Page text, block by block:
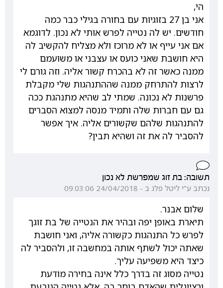
הי,
אני בן 27 בזוגיות עם בחורה בגילי כבר כמה
חודשים. יש לה נטייה לפרש אותי לא נכון. לדוגמא
אם אני עייף או לא מרוכז ולא מצליח להקשיב לה
היא חושבת שאני כועס או עצבני או משועמם
ממנה כאשר זה לא בהכרח קשור אליה. וזה גורם לי
לרצות להתרחק ממנה שההתנהגות שלי מקבלת
פרשנות לא נכונה. שמתי לב שהיא מתנהגת ככה
גם עם חברות שלה ותמיד מנסה למצוא הסברים
להתנהגות שלהם שקשורים אליה. איך אפשר
להסביר לה את זה ושהיא תבין?
תשובה: בת זוג שמפרשת לא נכון
נכתב ע"י ליטל פלג ב - 24/04/2018 09:03:06
שלום אבנר.
תיארת באופן יפה ובהיר את הנטייה של בת זוגך
לפרש כל התנהגות כקשורה אליה, ואני חושבת
שאתה יכול לשתף אותה במחשבה זו, ולהסביר לה
כיצד היא משפיעה עליך.
נטייה מסוג זה בדרך כלל אינה בחירה מודעת